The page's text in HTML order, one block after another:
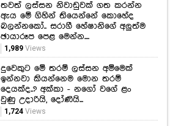
තවත් ලස්සන නිවාඩුවක් ගත කරන්න
ඇය මේ ගිහින් තියෙන්නේ කොහේද
බලන්නකෝ.. සරාගී හේෂානිගේ අලුත්ම
ඡායාරූප පෙළ මෙන්න....
1,989Views
දුවෙකුට මේ තරම් ලස්සන අම්මෙක්
ඉන්නවා කියන්නෙම මොන තරම්
දෙයක්ද..? අක්කා - නගෝ වගේ ළං
වුණු උදාරියි, දෝණියි...
1,724Views